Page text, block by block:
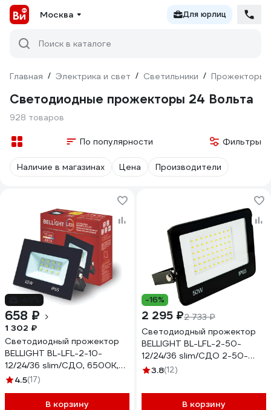
Москва Для юрлиц
Поиск в каталоге
Главная / Электрика и свет / Светильники / Прожекторы
Светодиодные прожекторы 24 Вольта
928 товаров
По популярности Фильтры
Наличие в магазинах Цена Производители
658 ₽
1 302 ₽
Светодиодный прожектор
BELLIGHT BL-LFL-2-10-
12/24/36 slim/СДО, 6500К,
800 Lm, IP65 71712514
4.5(17)
В корзину
-16%
2 295 ₽2 733 ₽
Светодиодный прожектор
BELLIGHT BL-LFL-2-50-
12/24/36 slim/СДО 2-50-
12/24/36 slim, 4500К, 4000
3.8(12)
В корзину